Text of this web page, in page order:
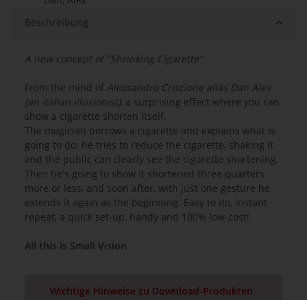
Beschreibung
A new concept of "Shrinking Cigarette"
From the mind of Alessandro Criscione alias Dan Alex
(an italian illusionist), a surprising effect where you can
show a cigarette shorten itself.
The magician borrows a cigarette and explains what is
going to do: he tries to reduce the cigarette, shaking it
and the public can clearly see the cigarette shortening.
Then he's going to show it shortened three quarters
more or less, and soon after, with just one gesture he
extends it again as the beginning. Easy to do, instant
repeat, a quick set-up, handy and 100% low-cost!
All this is Small Vision
Wichtige Hinweise zu Download-Produkten